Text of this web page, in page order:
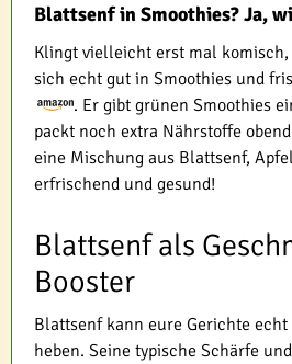
Blattsenf in Smoothies? Ja,
Klingt vielleicht erst mal
sich echt gut in Smoothies und
. Er gibt grünen Smoothies
packt noch extra Nährstoffe
eine Mischung aus Blattsenf,
erfrischend und gesund!
Blattsenf als
Booster
Blattsenf kann eure Gerichte
heben. Seine typische Schärfe